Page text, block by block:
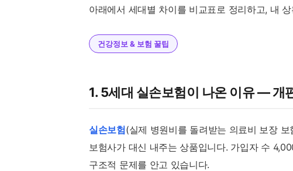
아래에서 세대별 차이를 비교표로 정리하고, 내
건강정보 & 보험 꿀팁
1. 5세대 실손보험이 나온 이유 — 개
실손보험(실제 병원비를 돌려받는 의료비 보장
보험사가 대신 내주는 상품입니다. 가입자 수
구조적 문제를 안고 있습니다.